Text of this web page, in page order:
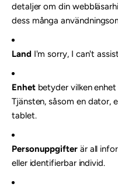
detaljer om din
dess många
Land I'm sorry, I can't
Enhetbetyder vilken
Tjänsten, såsom en dator,
tablet.
Personuppgifterär all
eller identifierbar individ.